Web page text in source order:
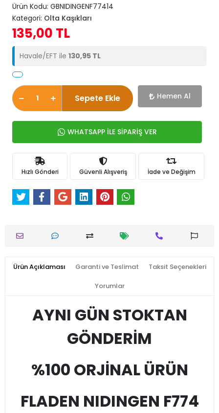
Ürün Kodu: GBNIDINGENF77414
Kategori: Olta Kaşıkları
135,00 TL
Havale/EFT ile 130,95 TL
Sepete Ekle Hemen Al
WHATSAPP İLE SİPARİŞ VER
Hızlı Gönderi Güvenli Alışveriş İade ve Değişim
Ürün Açıklaması Garanti ve Teslimat Taksit Seçenekleri
Yorumlar
AYNI GÜN STOKTAN
GÖNDERİM
%100 ORJİNAL ÜRÜN
FLADEN NIDINGEN F774